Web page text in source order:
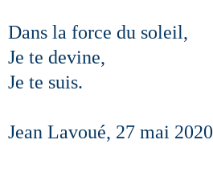
Dans la force du soleil,
Je te devine,
Je te suis.
Jean Lavoué, 27 mai 2020